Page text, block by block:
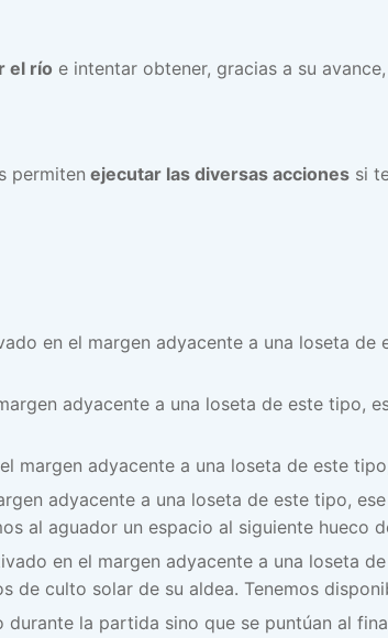
el río e intentar obtener, gracias a su
permiten ejecutar las diversas acciones si
en el margen adyacente a una loseta
adyacente a una loseta de este tipo,
margen adyacente a una loseta de este
adyacente a una loseta de este tipo,
al aguador un espacio al siguiente hueco
en el margen adyacente a una loseta
de culto solar de su aldea. Tenemos
la partida sino que se puntúan al